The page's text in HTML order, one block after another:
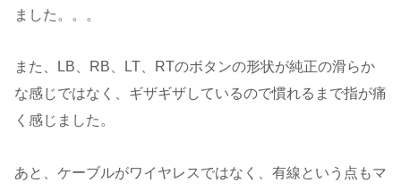
ました。。。
また、LB、RB、LT、RTのボタンの形状が純正の滑らか
な感じではなく、ギザギザしているので慣れるまで指が痛
く感じました。
あと、ケーブルがワイヤレスではなく、有線という点もマ